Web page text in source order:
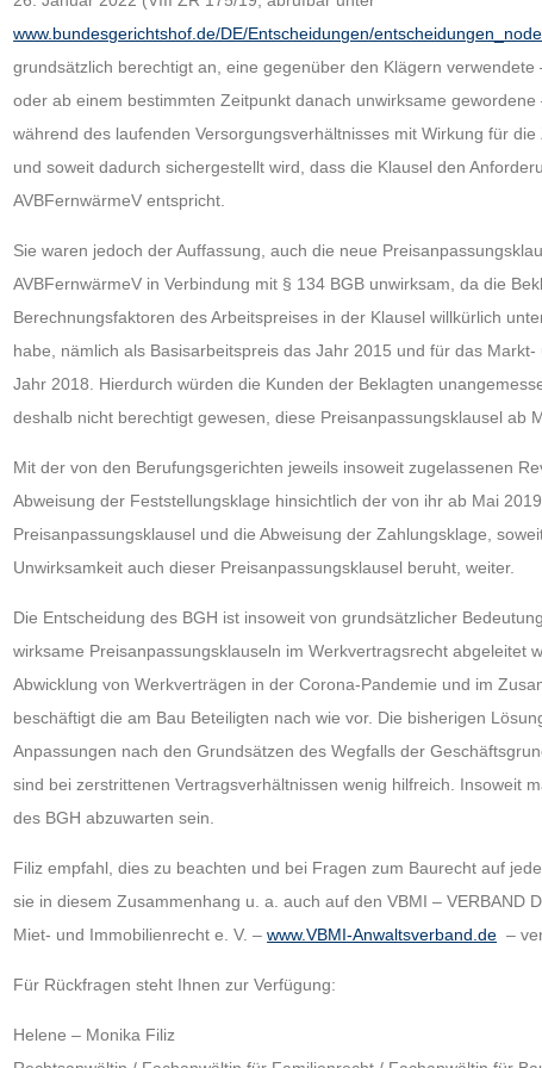
www.bundesgerichtshof.de/DE/Entscheidungen/
grundsätzlich berechtigt an, eine gegenüber den Klägern
oder ab einem bestimmten Zeitpunkt danach unwirksame
während des laufenden Versorgungsverhältnisses mit Wirkung für
und soweit dadurch sichergestellt wird, dass die Klausel den
AVBFernwärmeV entspricht.
Sie waren jedoch der Auffassung, auch die neue
AVBFernwärmeV in Verbindung mit § 134 BGB unwirksam, da die
Berechnungsfaktoren des Arbeitspreises in der Klausel willkürlich
habe, nämlich als Basisarbeitspreis das Jahr 2015 und für das
Jahr 2018. Hierdurch würden die Kunden der Beklagten
deshalb nicht berechtigt gewesen, diese Preisanpassungsklausel ab
Mit der von den Berufungsgerichten jeweils insoweit zugelassenen
Abweisung der Feststellungsklage hinsichtlich der von ihr ab Mai
Preisanpassungsklausel und die Abweisung der Zahlungsklage,
Unwirksamkeit auch dieser Preisanpassungsklausel beruht, weiter.
Die Entscheidung des BGH ist insoweit von grundsätzlicher
wirksame Preisanpassungsklauseln im Werkvertragsrecht abgeleitet
Abwicklung von Werkverträgen in der Corona-Pandemie und im
beschäftigt die am Bau Beteiligten nach wie vor. Die bisherigen
Anpassungen nach den Grundsätzen des Wegfalls der
sind bei zerstrittenen Vertragsverhältnissen wenig hilfreich. Insoweit
des BGH abzuwarten sein.
Filiz empfahl, dies zu beachten und bei Fragen zum Baurecht auf
sie in diesem Zusammenhang u. a. auch auf den VBMI – VERBAND
Miet- und Immobilienrecht e. V. –www.VBMI-Anwaltsverband.de –
Für Rückfragen steht Ihnen zur Verfügung:
Helene – Monika Filiz